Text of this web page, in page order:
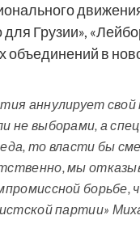
Грузии»,
объединений в
аннулирует
не выборами, а
то власти бы
мы
борьбе,
партии»